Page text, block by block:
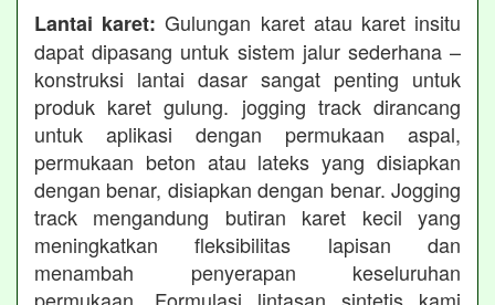
Lantai karet: Gulungan karet atau karet insitu
dapat dipasang untuk sistem jalur sederhana –
konstruksi lantai dasar sangat penting untuk
produk karet gulung. jogging track dirancang
untuk aplikasi dengan permukaan aspal,
permukaan beton atau lateks yang disiapkan
dengan benar, disiapkan dengan benar. Jogging
track mengandung butiran karet kecil yang
meningkatkan fleksibilitas lapisan dan
menambah penyerapan keseluruhan